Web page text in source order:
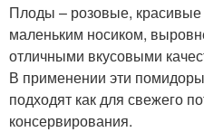
Плоды – розовые,
маленьким носиком,
отличными вкусо­выми
В применении эти
подходят как для свежего
консервирования.